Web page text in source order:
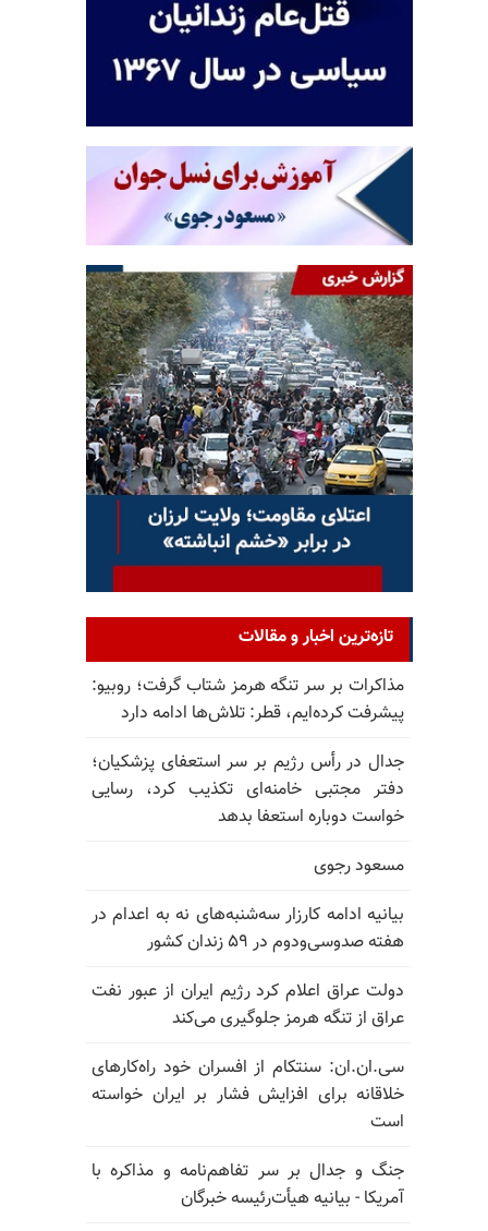
تازه‌ترین اخبار و مقالات
مذاکرات بر سر تنگه هرمز شتاب گرفت؛ روبیو:
پیشرفت کرده‌ایم، قطر: تلاش‌ها ادامه دارد
جدال در رأس رژیم بر سر استعفای پزشکیان؛
دفتر مجتبی خامنه‌ای تکذیب کرد، رسایی
خواست دوباره استعفا بدهد
مسعود رجوی
بیانیه ادامه کارزار سه‌شنبه‌های نه به اعدام در
هفته صدوسی‌و‌دوم در ۵۹ زندان کشور
دولت عراق اعلام کرد رژیم ایران از عبور نفت
عراق از تنگه هرمز جلوگیری می‌کند
سی.ان.ان: سنتکام از افسران خود راه‌کارهای
خلاقانه برای افزایش فشار بر ایران خواسته
است
جنگ و جدال بر سر تفاهم‌نامه و مذاکره با
آمریکا - بیانیه هیأت‌رئیسه خبرگان